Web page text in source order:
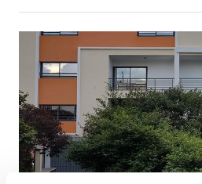
Қабылдайды
АИТВ пациенттері
В гепатиті бар пациенттер
С гепатиті бар пациенттер